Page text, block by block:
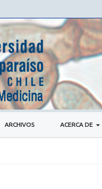
ARCHIVOS ACERCA DE